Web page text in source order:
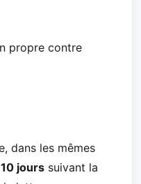
propre contre
dans les mêmes
10 jours suivant la